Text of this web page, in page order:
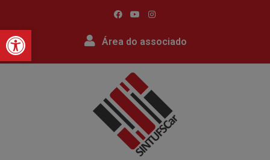
Barra de Ferramentas
Área do associado